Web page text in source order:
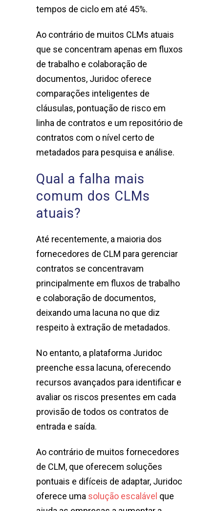
tempos de ciclo em até 45%.
Ao contrário de muitos CLMs atuais
que se concentram apenas em fluxos
de trabalho e colaboração de
documentos, Juridoc oferece
comparações inteligentes de
cláusulas, pontuação de risco em
linha de contratos e um repositório de
contratos com o nível certo de
metadados para pesquisa e análise.
Qual a falha mais
comum dos CLMs
atuais?
Até recentemente, a maioria dos
fornecedores de CLM para gerenciar
contratos se concentravam
principalmente em fluxos de trabalho
e colaboração de documentos,
deixando uma lacuna no que diz
respeito à extração de metadados.
No entanto, a plataforma Juridoc
preenche essa lacuna, oferecendo
recursos avançados para identificar e
avaliar os riscos presentes em cada
provisão de todos os contratos de
entrada e saída.
Ao contrário de muitos fornecedores
de CLM, que oferecem soluções
pontuais e difíceis de adaptar, Juridoc
oferece uma solução escalável que